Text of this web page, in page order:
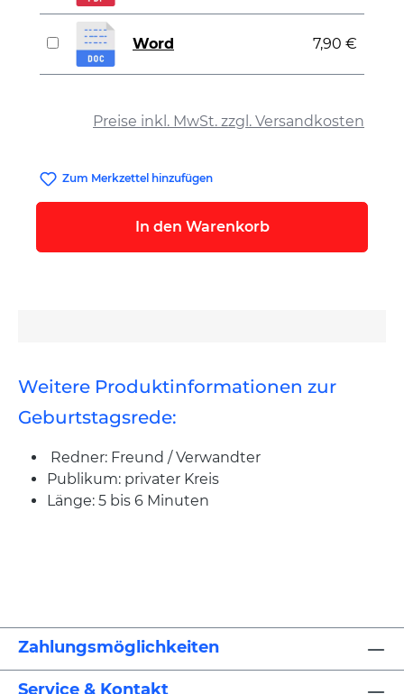
Preise inkl. MwSt. zzgl. Versandkosten
Word 7,90 €
Zum Merkzettel hinzufügen
In den Warenkorb
Weitere Produktinformationen zur
Geburtstagsrede:
Redner: Freund / Verwandter
Publikum: privater Kreis
Länge: 5 bis 6 Minuten
Zahlungsmöglichkeiten
Service & Kontakt